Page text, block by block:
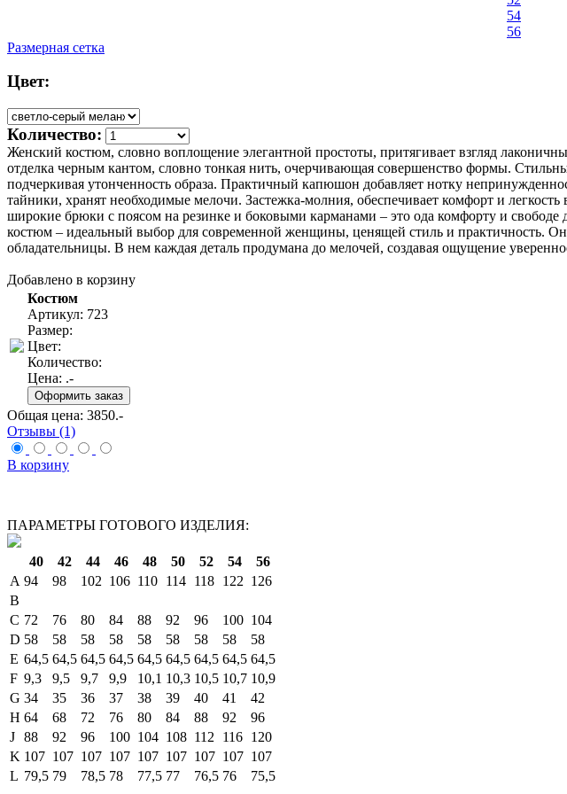
54
56
Размерная сетка
Цвет:
Количество:
Женский костюм, словно воплощение элегантной простоты, притягивает взгляд
отделка черным кантом, словно тонкая нить, очерчивающая совершенство формы.
подчеркивая утонченность образа. Практичный капюшон добавляет нотку
тайники, хранят необходимые мелочи. Застежка-молния, обеспечивает комфорт и
широкие брюки с поясом на резинке и боковыми карманами – это ода комфорту и
костюм – идеальный выбор для современной женщины, ценящей стиль и практичность.
обладательницы. В нем каждая деталь продумана до мелочей, создавая ощущение
Добавлено в корзину
Костюм
Артикул: 723
Размер:
Цвет:
Количество:
Цена: .-
Общая цена: 3850.-
Отзывы (1)
В корзину
ПАРАМЕТРЫ ГОТОВОГО ИЗДЕЛИЯ:
40 42 44 46 48 50 52 54
56
A 94 98 102 106 110 114 118 122 126
B
C 72 76 80 84 88 92 96 100 104
D 58 58 58 58 58 58 58 58
58
E 64,5 64,5 64,5 64,5 64,5 64,5 64,5 64,5 64,5
F 9,3 9,5 9,7 9,9 10,1 10,3 10,5 10,7 10,9
G 34 35 36 37 38 39 40 41
42
H 64 68 72 76 80 84 88 92
96
J 88 92 96 100 104 108 112 116 120
K 107 107 107 107 107 107 107 107 107
L 79,5 79 78,5 78 77,5 77 76,5 76 75,5